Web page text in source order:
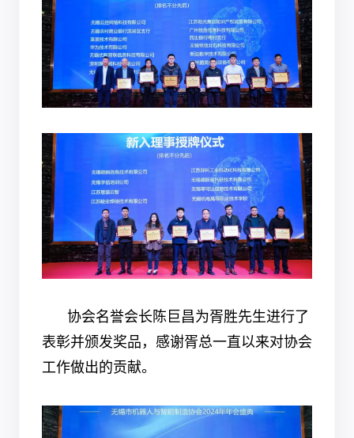
协会名誉会长陈巨昌为胥胜先生进行了
表彰并颁发奖品，感谢胥总一直以来对协会
工作做出的贡献。